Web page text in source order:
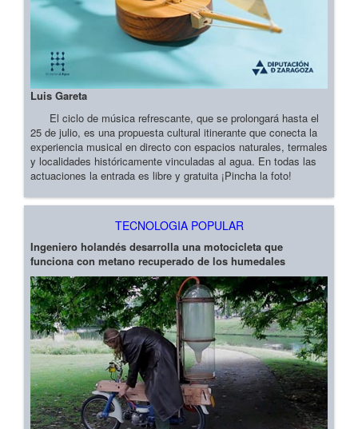
Luis Gareta
El ciclo de música refrescante, que se prolongará hasta el
25 de julio, es una propuesta cultural itinerante que conecta la
experiencia musical en directo con espacios naturales, termales
y localidades históricamente vinculadas al agua. En todas las
actuaciones la entrada es libre y gratuita ¡Pincha la foto!
TECNOLOGIA POPULAR
Ingeniero holandés desarrolla una motocicleta que
funciona con metano recuperado de los humedales